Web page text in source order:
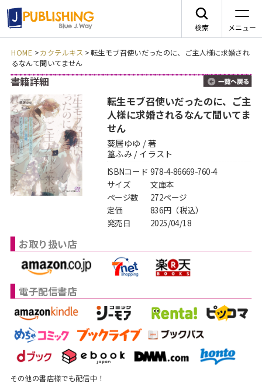
検索 メニュー
JA
レーベルから探す
arca comics
カクテルキス文庫
スフレコミックス
ロイヤルキス＆チュールキス
ピュールコミックス
フェアリーキス
ジャンルから探す
TLコミック
BLノベル
TLノベル
少女コミック
ライトノベル
作品一覧
会社情報一覧
会社概要
採用情報
募集情報
HOME >カクテルキス >転生モブ召使いだったのに、ご主人様に求婚され
るなんて聞いてません
書籍詳細
転生モブ召使いだったのに、ご主
人様に求婚されるなんて聞いてま
せん
葵居ゆゆ / 著
篁ふみ / イラスト
ISBNコード 978-4-86669-760-4
サイズ 文庫本
ページ数 272ページ
定価
836円（税込）
発売日
2025/04/18
お取り扱い店
電子配信書店
その他の書店様でも配信中！